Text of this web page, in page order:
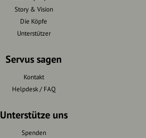
Story & Vision
Die Köpfe
Unterstützer
Servus sagen
Kontakt
Helpdesk / FAQ
Unterstütze uns
Spenden